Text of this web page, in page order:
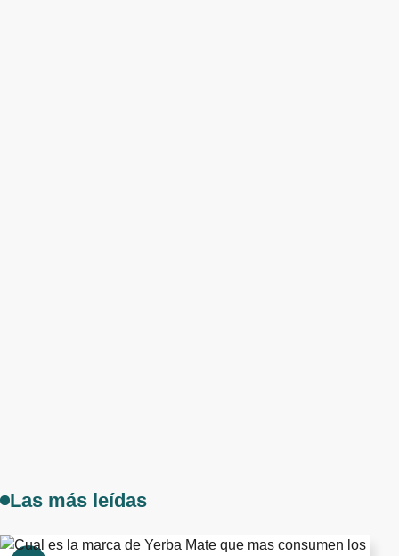
Las más leídas